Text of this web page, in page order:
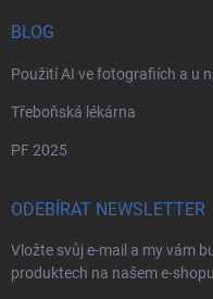
BLOG
Použití AI ve fotografiích a u
Třeboňská lékárna
PF 2025
ODEBÍRAT NEWSLETTER
Vložte svůj e-mail a my vám
produktech na našem e-